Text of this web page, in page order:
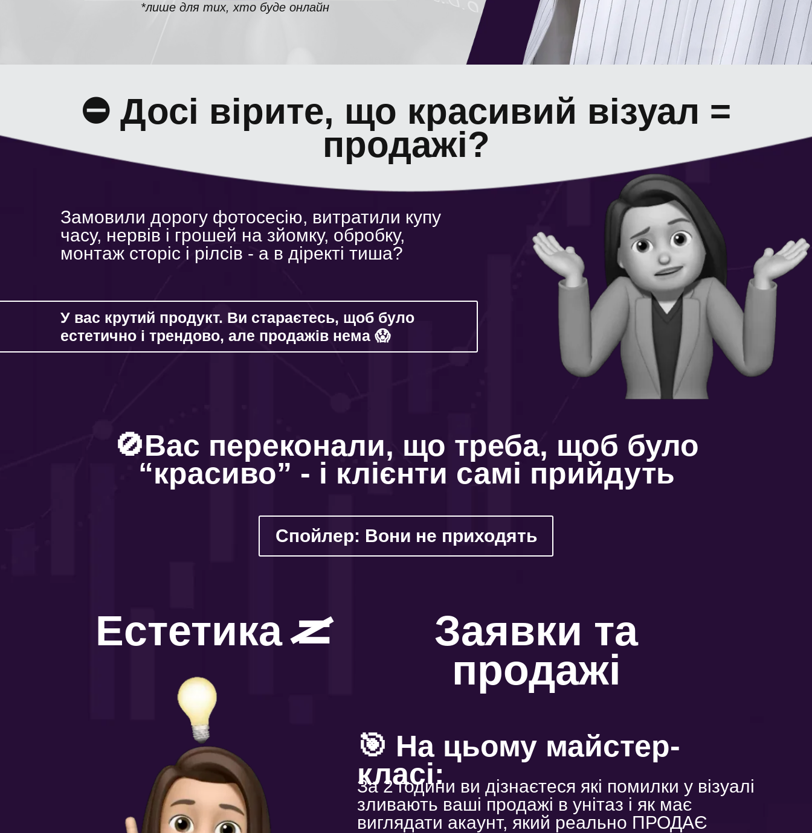
*лише для тих, хто буде онлайн
⛔️ Досi вiрите, що красивий вiзуал =
продажi?
🚫Вас переконали, що треба, щоб було
“красиво” - i клiєнти самi прийдуть
🎯 На цьому майстер-
класі:
Замовили дорогу фотосесію, витратили купу
часу, нервів і грошей на зйомку, обробку,
монтаж сторіс і рілсів - а в діректі тиша?
За 2 години ви дізнаєтеся які помилки у візуалі
зливають ваші продажі в унітаз і як має
виглядати акаунт, який реально ПРОДАЄ
Естетика =
Заявки та
продажі
У вас крутий продукт. Ви стараєтесь, щоб було
естетично і трендово, але продажів нема 😱
Спойлер: Вони не приходять